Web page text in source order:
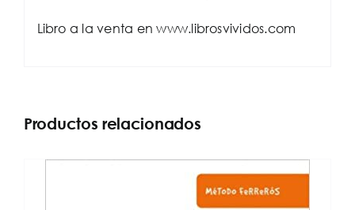
Libro a la venta en www.librosvividos.com
Productos relacionados